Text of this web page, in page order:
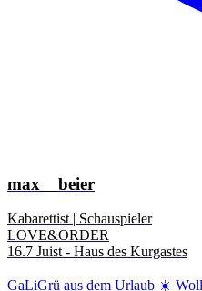
max__beier
Kabarettist | Schauspieler
LOVE&ORDER
16.7 Juist - Haus des Kurgastes
GaLiGrü aus dem Urlaub ☀️